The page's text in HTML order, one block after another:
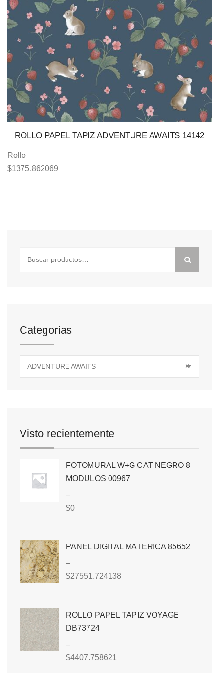
ROLLO PAPEL TAPIZ ADVENTURE AWAITS 14142
Rollo
$1375.862069
Categorías
×
ADVENTURE AWAITS
Visto recientemente
FOTOMURAL W+G CAT NEGRO 8
MODULOS 00967
–
$0
PANEL DIGITAL MATERICA 85652
–
$27551.724138
ROLLO PAPEL TAPIZ VOYAGE
DB73724
–
$4407.758621